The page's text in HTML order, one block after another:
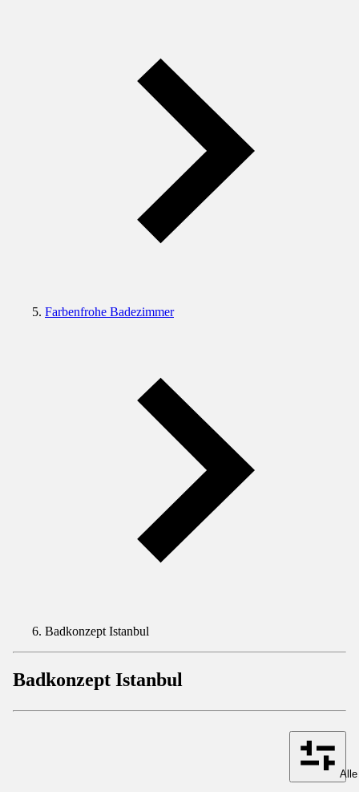
Farbenfrohe Badezimmer
Badkonzept Istanbul
Badkonzept Istanbul